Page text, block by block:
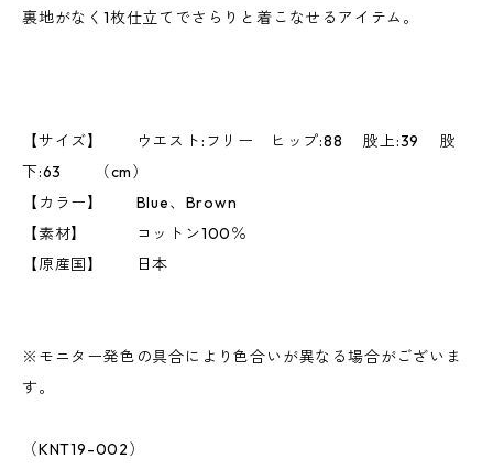
裏地がなく1枚仕立てでさらりと着こなせるアイテム。
【サイズ】 ウエスト:フリー ヒップ:88 股上:39 股
下:63 （cm）
【カラー】 Blue、Brown
【素材】 コットン100％
【原産国】 日本
※モニター発色の具合により色合いが異なる場合がございま
す。
（KNT19-002）